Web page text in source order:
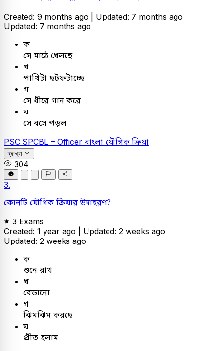
Created: 9 months ago | Updated: 7 months ago
Updated: 7 months ago
ক
সে মাঠে খেলছে
খ
পাখিটা ছটফটাচ্ছে
গ
সে ধীরে গান করে
ঘ
সে বসে পড়ল
PSC SPCBL – Officer বাংলা যৌগিক ক্রিয়া
ব্যাখ্যা
304
3.
কোনটি যৌগিক ক্রিয়ার উদাহরণ?
3 Exams
Created: 1 year ago | Updated: 2 weeks ago
Updated: 2 weeks ago
ক
শুনে রাখ
খ
বেড়ানো
গ
ঝিমঝিম করছে
ঘ
প্রীত হলাম